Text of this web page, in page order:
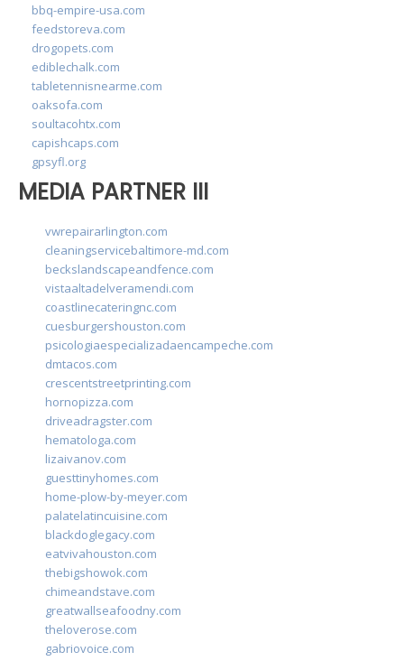
bbq-empire-usa.com
feedstoreva.com
drogopets.com
ediblechalk.com
tabletennisnearme.com
oaksofa.com
soultacohtx.com
capishcaps.com
gpsyfl.org
MEDIA PARTNER III
vwrepairarlington.com
cleaningservicebaltimore-md.com
beckslandscapeandfence.com
vistaaltadelveramendi.com
coastlinecateringnc.com
cuesburgershouston.com
psicologiaespecializadaencampeche.com
dmtacos.com
crescentstreetprinting.com
hornopizza.com
driveadragster.com
hematologa.com
lizaivanov.com
guesttinyhomes.com
home-plow-by-meyer.com
palatelatincuisine.com
blackdoglegacy.com
eatvivahouston.com
thebigshowok.com
chimeandstave.com
greatwallseafoodny.com
theloverose.com
gabriovoice.com